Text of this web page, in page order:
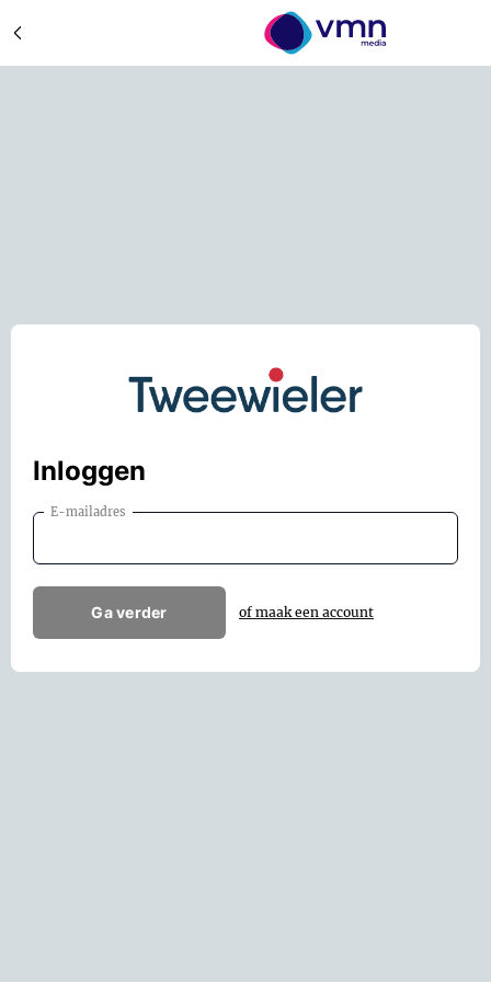
Inloggen
E-mailadres
Ga verder of maak een account